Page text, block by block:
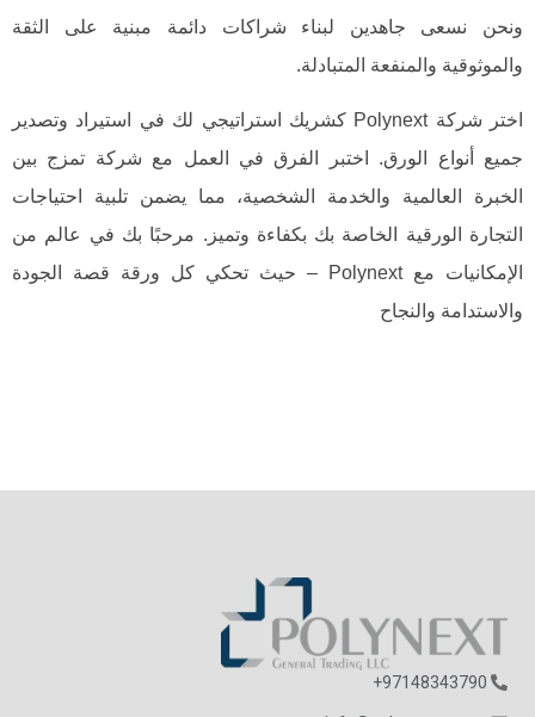
ونحن نسعى جاهدين لبناء شراكات دائمة مبنية على الثقة
والموثوقية والمنفعة المتبادلة.
اختر شركة Polynext كشريك استراتيجي لك في استيراد وتصدير
جميع أنواع الورق. اختبر الفرق في العمل مع شركة تمزج بين
الخبرة العالمية والخدمة الشخصية، مما يضمن تلبية احتياجات
التجارة الورقية الخاصة بك بكفاءة وتميز. مرحبًا بك في عالم من
الإمكانيات مع Polynext – حيث تحكي كل ورقة قصة الجودة
والاستدامة والنجاح
97148343790+